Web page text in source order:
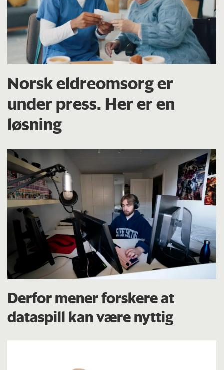
Norsk eldreomsorg er
under press. Her er en
løsning
Derfor mener forskere at
dataspill kan være nyttig